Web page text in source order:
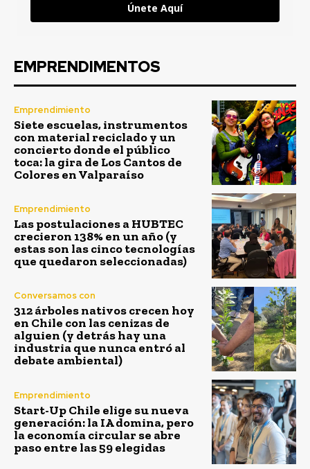
Únete Aquí
EMPRENDIMENTOS
Emprendimiento
Siete escuelas, instrumentos
con material reciclado y un
concierto donde el público
toca: la gira de Los Cantos de
Colores en Valparaíso
Emprendimiento
Las postulaciones a HUBTEC
crecieron 138% en un año (y
estas son las cinco tecnologías
que quedaron seleccionadas)
Conversamos con
312 árboles nativos crecen hoy
en Chile con las cenizas de
alguien (y detrás hay una
industria que nunca entró al
debate ambiental)
Emprendimiento
Start-Up Chile elige su nueva
generación: la IA domina, pero
la economía circular se abre
paso entre las 59 elegidas